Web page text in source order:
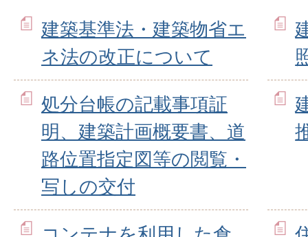
建築基準法・建築物省エ
ネ法の改正について
処分台帳の記載事項証
明、建築計画概要書、道
路位置指定図等の閲覧・
写しの交付